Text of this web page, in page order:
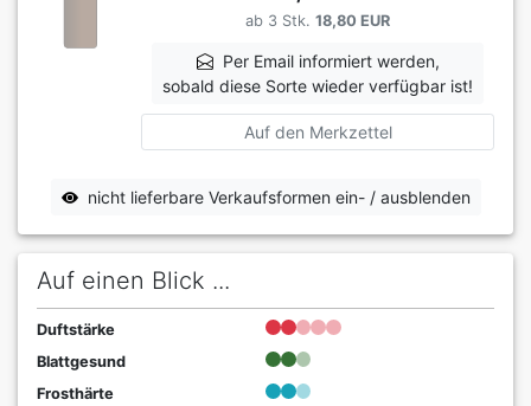
ab 3 Stk. 18,80 EUR
Per Email informiert werden,
sobald diese Sorte wieder verfügbar ist!
Auf den Merkzettel
nicht lieferbare Verkaufsformen ein- / ausblenden
Auf einen Blick ...
Duftstärke
Blattgesund
Frosthärte